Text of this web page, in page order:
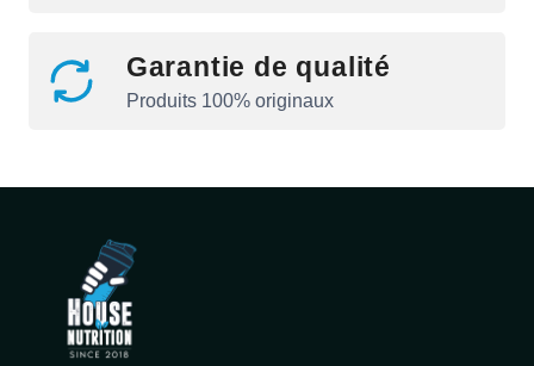
Garantie de qualité
Produits 100% originaux